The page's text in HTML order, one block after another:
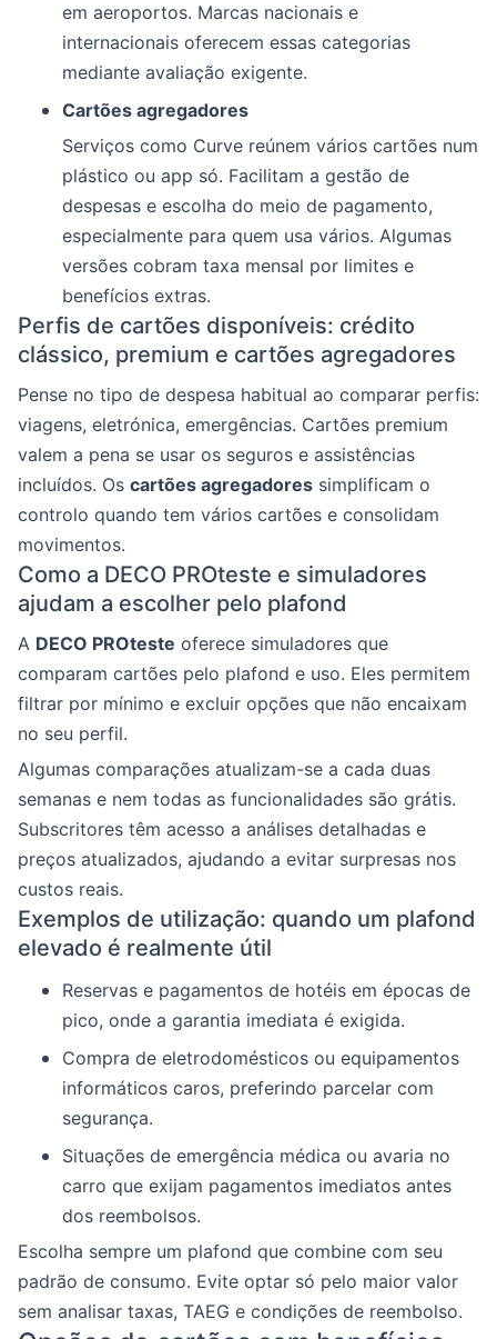
em aeroportos. Marcas nacionais e
internacionais oferecem essas categorias
mediante avaliação exigente.
Cartões agregadores
Serviços como Curve reúnem vários cartões num
plástico ou app só. Facilitam a gestão de
despesas e escolha do meio de pagamento,
especialmente para quem usa vários. Algumas
versões cobram taxa mensal por limites e
benefícios extras.
Perfis de cartões disponíveis: crédito
clássico, premium e cartões agregadores
Pense no tipo de despesa habitual ao comparar perfis:
viagens, eletrónica, emergências. Cartões premium
valem a pena se usar os seguros e assistências
incluídos. Os cartões agregadores simplificam o
controlo quando tem vários cartões e consolidam
movimentos.
Como a DECO PROteste e simuladores
ajudam a escolher pelo plafond
A DECO PROteste oferece simuladores que
comparam cartões pelo plafond e uso. Eles permitem
filtrar por mínimo e excluir opções que não encaixam
no seu perfil.
Algumas comparações atualizam-se a cada duas
semanas e nem todas as funcionalidades são grátis.
Subscritores têm acesso a análises detalhadas e
preços atualizados, ajudando a evitar surpresas nos
custos reais.
Exemplos de utilização: quando um plafond
elevado é realmente útil
Reservas e pagamentos de hotéis em épocas de
pico, onde a garantia imediata é exigida.
Compra de eletrodomésticos ou equipamentos
informáticos caros, preferindo parcelar com
segurança.
Situações de emergência médica ou avaria no
carro que exijam pagamentos imediatos antes
dos reembolsos.
Escolha sempre um plafond que combine com seu
padrão de consumo. Evite optar só pelo maior valor
sem analisar taxas, TAEG e condições de reembolso.